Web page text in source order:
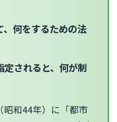
、何をするための法
定されると、何が制
昭和44年）に「都市